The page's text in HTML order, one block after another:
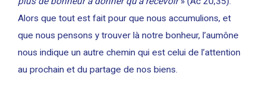
Alors que tout est fait pour que nous accumulions, et
que nous pensons y trouver là notre bonheur, l’aumône
nous indique un autre chemin qui est celui de l’attention
au prochain et du partage de nos biens.